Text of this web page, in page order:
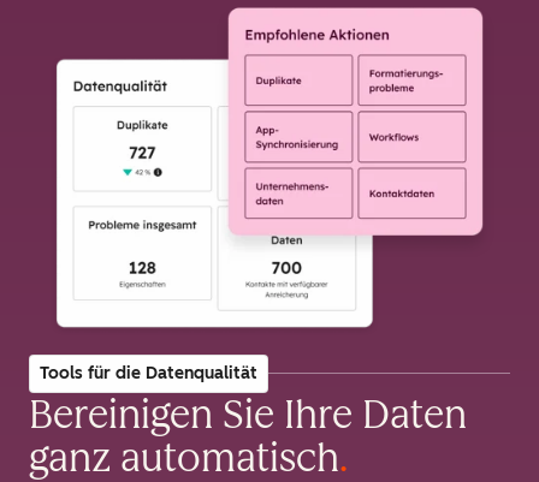
Tools für die Datenqualität
Bereinigen Sie Ihre Daten
ganz automatisch.